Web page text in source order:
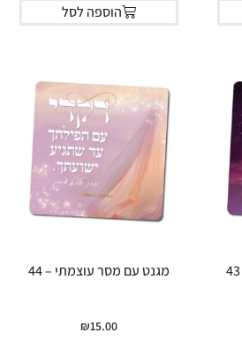
הוספה לסל
מגנט עם מסר עוצמתי – 44
₪15.00